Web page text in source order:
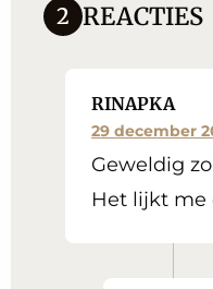
2 REACTIES
RINAPKA
29 december
Geweldig
Het lijkt me